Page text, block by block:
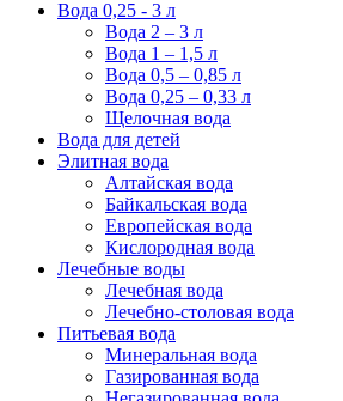
Вода 0,25 - 3 л
Вода 2 – 3 л
Вода 1 – 1,5 л
Вода 0,5 – 0,85 л
Вода 0,25 – 0,33 л
Щелочная вода
Вода для детей
Элитная вода
Алтайская вода
Байкальская вода
Европейская вода
Кислородная вода
Лечебные воды
Лечебная вода
Лечебно-столовая вода
Питьевая вода
Минеральная вода
Газированная вода